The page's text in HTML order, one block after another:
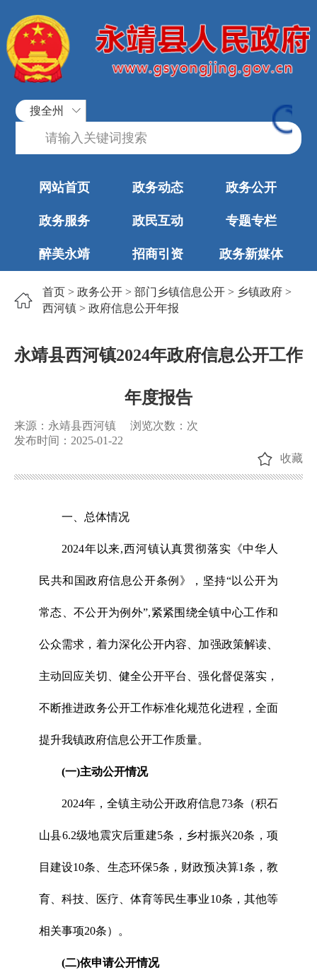
搜全州
网站首页 政务动态 政务公开
政务服务 政民互动 专题专栏
醉美永靖 招商引资 政务新媒体
首页 > 政务公开 > 部门乡镇信息公开 > 乡镇政府 >
西河镇 > 政府信息公开年报
永靖县西河镇2024年政府信息公开工作
年度报告
来源：永靖县西河镇 浏览次数： 次
发布时间：2025-01-22
收藏
一、总体情况
2024年以来,西河镇认真贯彻落实《中华人
民共和国政府信息公开条例 》，坚持“以公开为
常态、不公开为例外”,紧紧围绕全镇中心工作和
公众需求，着力深化公开内容、加强政策解读、
主动回应关切、健全公开平台、强化督促落实，
不断推进政务公开工作标准化规范化进程，全面
提升我镇政府信息公开工作质量。
(一)主动公开情况
2024年，全镇主动公开政府信息73条（积石
山县6.2级地震灾后重建5条，乡村振兴20条，项
目建设10条、生态环保5条，财政预决算1条，教
育、科技、医疗、体育等民生事业10条，其他等
相关事项20条）。
(二)依申请公开情况